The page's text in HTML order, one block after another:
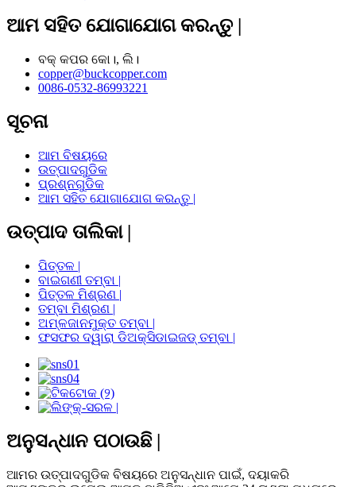
ଆମ ସହିତ ଯୋଗାଯୋଗ କରନ୍ତୁ |
ବକ୍ କପର କୋ।, ଲି।
copper@buckcopper.com
0086-0532-86993221
ସୂଚନା
ଆମ ବିଷୟରେ
ଉତ୍ପାଦଗୁଡିକ
ପ୍ରଶ୍ନଗୁଡିକ
ଆମ ସହିତ ଯୋଗାଯୋଗ କରନ୍ତୁ |
ଉତ୍ପାଦ ତାଲିକା |
ପିତ୍ତଳ |
ବାଇଗଣୀ ତମ୍ବା |
ପିତ୍ତଳ ମିଶ୍ରଣ |
ତମ୍ବା ମିଶ୍ରଣ |
ଅମ୍ଳଜାନମୁକ୍ତ ତମ୍ବା |
ଫସଫର ଦ୍ୱାରା ଡିଅକ୍ସିଡାଇଜଡ୍ ତମ୍ବା |
ଅନୁସନ୍ଧାନ ପଠାଉଛି |
ଆମର ଉତ୍ପାଦଗୁଡିକ ବିଷୟରେ ଅନୁସନ୍ଧାନ ପାଇଁ, ଦୟାକରି